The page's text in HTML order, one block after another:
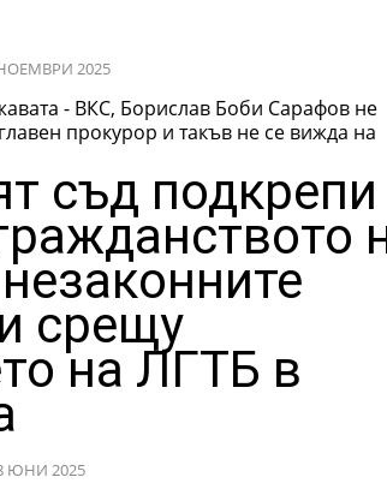
2025
- ВКС, Борислав Боби Сарафов не
прокурор и такъв не се вижда на
съд подкрепи
срещу
на ЛГТБ в
ЮНИ 2025